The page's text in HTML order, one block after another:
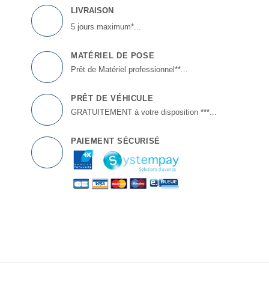
LIVRAISON
5 jours maximum*...
MATÉRIEL DE POSE
Prêt de Matériel professionnel**...
PRÊT DE VÉHICULE
GRATUITEMENT à votre disposition ***...
PAIEMENT SÉCURISÉ